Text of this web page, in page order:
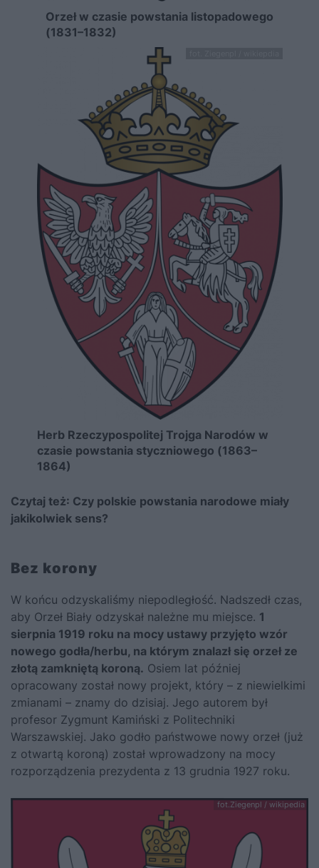
Orzeł w czasie powstania listopadowego
(1831–1832)
Herb Rzeczypospolitej Trojga Narodów w
czasie powstania styczniowego (1863–
1864)
Czytaj też: Czy polskie powstania narodowe miały
jakikolwiek sens?
Bez korony
W końcu odzyskaliśmy niepodległość. Nadszedł czas,
aby Orzeł Biały odzyskał należne mu miejsce. 1
sierpnia 1919 roku na mocy ustawy przyjęto wzór
nowego godła/herbu, na którym znalazł się orzeł ze
złotą zamkniętą koroną. Osiem lat później
opracowany został nowy projekt, który – z niewielkimi
zmianami – znamy do dzisiaj. Jego autorem był
profesor Zygmunt Kamiński z Politechniki
Warszawskiej. Jako godło państwowe nowy orzeł (już
z otwartą koroną) został wprowadzony na mocy
rozporządzenia prezydenta z 13 grudnia 1927 roku.
fot.Ziegenpl / wikipedia